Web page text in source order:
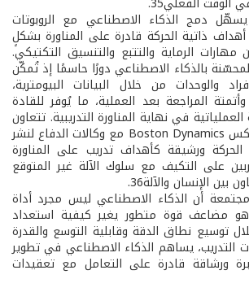
دمج الذكاء الاصطناعي مع الروبوتات
أهداف ذاتية الحركة قادرة على المناورة بشكلٍ
الرماية والتتبع والتنسيق التكتيكي.
بالذكاء الاصطناعي دورًا حاسمًا إذ تُمكّن
والوحدات من خلال البيانات البيومترية،
المراجعة بعد العملية، ما يُوفر للقادة
في نهاية المناورة التدريبية. تتعاون
شركة بوسطن ديناميكس Boston Dynamics مع وكالات الدفاع لنشر
الحركة ورشيقة كأهداف تدريب على المناورة
على التكيف مع سلوك الآلة غير المتوقع
بين الإنسان والآلة36.
أن الذكاء الاصطناعي ليس مجرد أداة
مضاعف قوة متطور يغير كيفية استعداد
توسيع نطاق الدقة وقابلية التوسع والقدرة
التدريب، يساهم الذكاء الاصطناعي في تطوير
ورشاقة قادرة على التعامل مع تعقيدات